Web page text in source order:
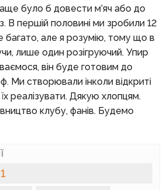
було б довести м’яч або до
В першій половині ми зробили 12
але я розумію, тому що в
лише один розігруючий. Упир
він буде готовим до
Ми створювали інколи відкриті
реалізувати. Дякую хлопцям.
клубу, фанів. Будемо